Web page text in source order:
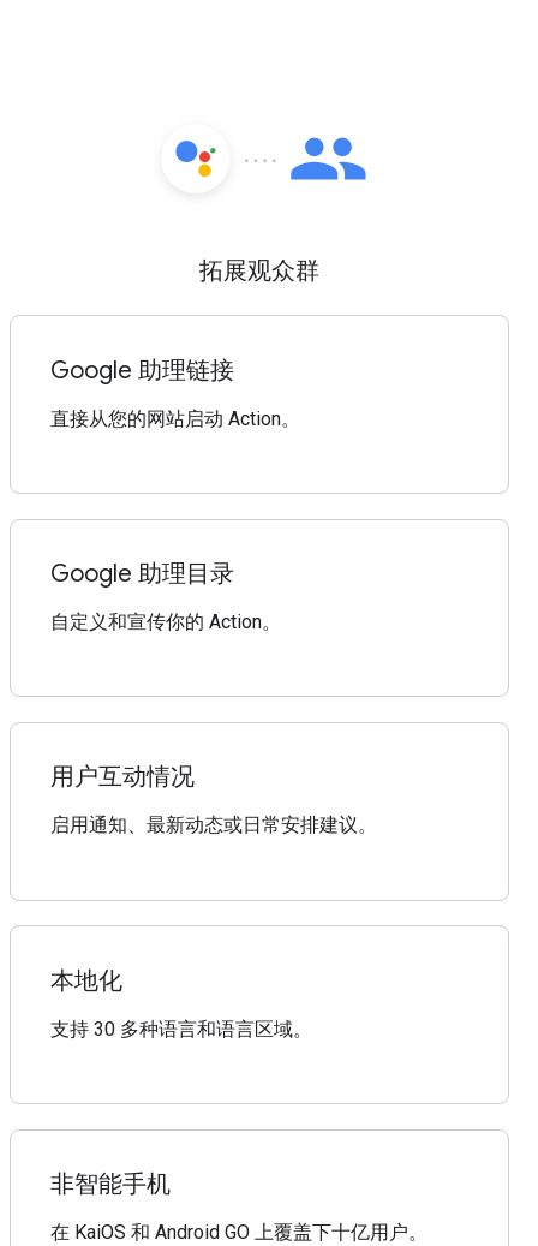
拓展观众群
Google 助理链接
直接从您的网站启动 Action。
Google 助理目录
自定义和宣传你的 Action。
用户互动情况
启用通知、最新动态或日常安排建议。
本地化
支持 30 多种语言和语言区域。
非智能手机
在 KaiOS 和 Android GO 上覆盖下十亿用户。